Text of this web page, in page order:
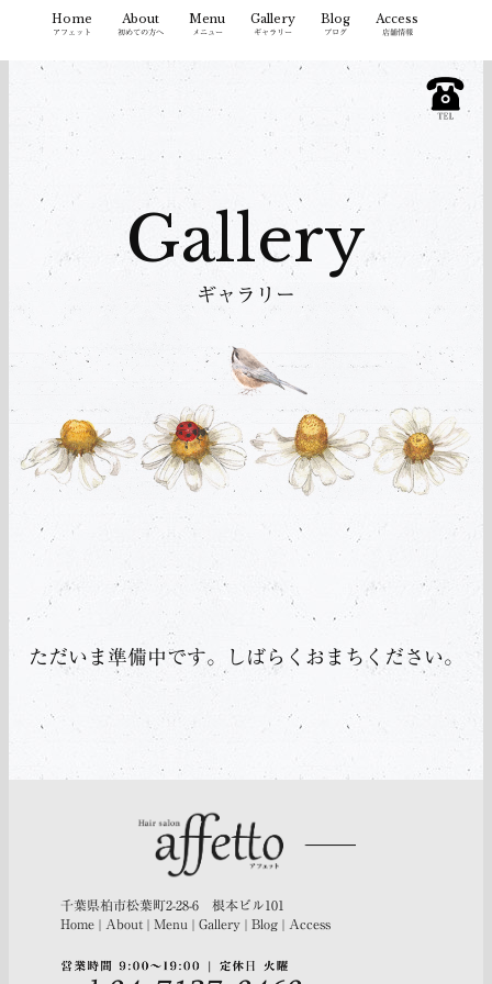
Home
アフェット
About
初めての方へ
Menu
メニュー
Gallery
ギャラリー
Blog
ブログ
Access
店舗情報
テ
Gallery
ギャラリー
ただいま準備中です。しばらくおまちください。
千葉県柏市松葉町2-28-6 根本ビル101
Home | About | Menu | Gallery | Blog | Access